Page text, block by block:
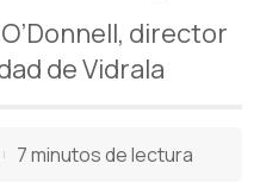
director
de Vidrala
7 minutos de lectura